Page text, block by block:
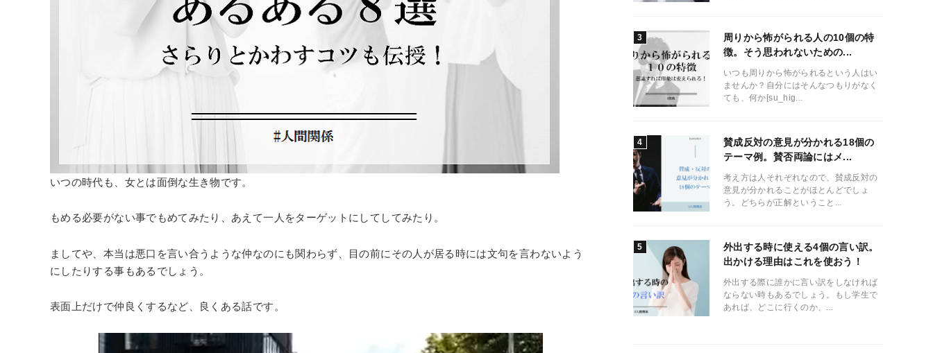
いつの時代も、女とは面倒な生き物です。
もめる必要がない事でもめてみたり、あえて一人をターゲットにしてしてみたり。
ましてや、本当は悪口を言い合うような仲なのにも関わらず、目の前にその人が居る時には文句を言わないよう
にしたりする事もあるでしょう。
表面上だけで仲良くするなど、良くある話です。
周りから怖がられる人の10個の特
徴。そう思われないための...
いつも周りから怖がられるという人はい
ませんか？自分にはそんなつもりがなく
ても、何か[su_hig...
賛成反対の意見が分かれる18個の
テーマ例。賛否両論にはメ...
考え方は人それぞれなので、賛成反対の
意見が分かれることがほとんどでしょ
う。どちらが正解ということ...
外出する時に使える4個の言い訳。
出かける理由はこれを使おう！
外出する際に誰かに言い訳をしなければ
ならない時もあるでしょう。もし学生で
あれば、どこに行くのか、...